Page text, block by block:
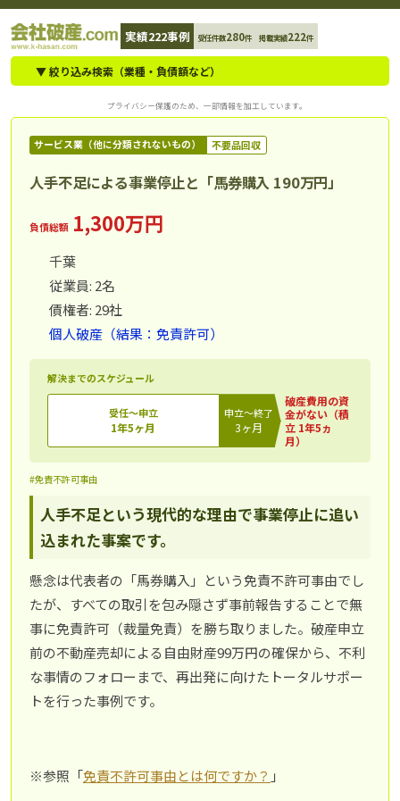
ン
ツ
実績222事例 受任件数280件 掲載実績222件
▼ 絞り込み検索（業種・負債額など）
プライバシー保護のため、一部情報を加工しています。
サービス業（他に分類されないもの） 不要品回収
人手不足による事業停止と「馬券購入 190万円」
負債総額 1,300万円
千葉
従業員: 2名
債権者: 29社
個人破産（結果：免責許可）
解決までのスケジュール
受任～申立
1年5ヶ月
申立～終了
3ヶ月
破産費用の資
金がない（積
立 1年5ヵ
月）
#免責不許可事由
人手不足という現代的な理由で事業停止に追い
込まれた事案です。
懸念は代表者の「馬券購入」という免責不許可事由でし
たが、すべての取引を包み隠さず事前報告することで無
事に免責許可（裁量免責）を勝ち取りました。破産申立
前の不動産売却による自由財産99万円の確保から、不利
な事情のフォローまで、再出発に向けたトータルサポー
トを行った事例です。
※参照「免責不許可事由とは何ですか？ 」